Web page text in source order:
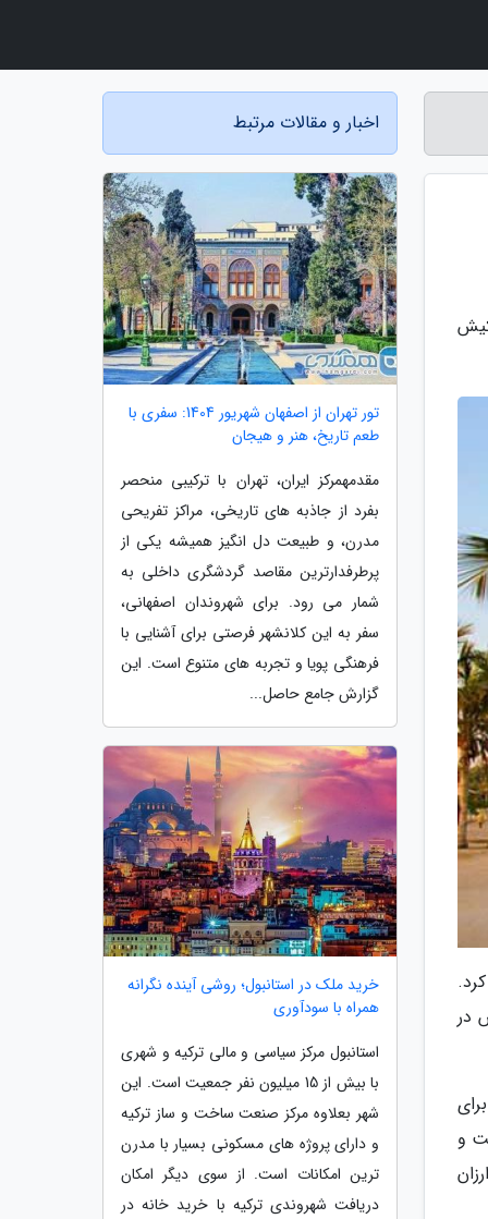
در
برای
و
اخبار و مقالات مرتبط
تور تهران از اصفهان شهریور 1404: سفری با
طعم تاریخ، هنر و هیجان
مقدمهمرکز ایران، تهران با ترکیبی منحصر
بفرد از جاذبه های تاریخی، مراکز تفریحی
مدرن، و طبیعت دل انگیز همیشه یکی از
پرطرفدارترین مقاصد گردشگری داخلی به
شمار می رود. برای شهروندان اصفهانی،
سفر به این کلانشهر فرصتی برای آشنایی با
فرهنگی پویا و تجربه های متنوع است. این
گزارش جامع حاصل...
خرید ملک در استانبول؛ روشی آینده نگرانه
همراه با سودآوری
استانبول مرکز سیاسی و مالی ترکیه و شهری
با بیش از 15 میلیون نفر جمعیت است. این
شهر بعلاوه مرکز صنعت ساخت و ساز ترکیه
و دارای پروژه های مسکونی بسیار با مدرن
ترین امکانات است. از سوی دیگر امکان
دریافت شهروندی ترکیه با خرید خانه در